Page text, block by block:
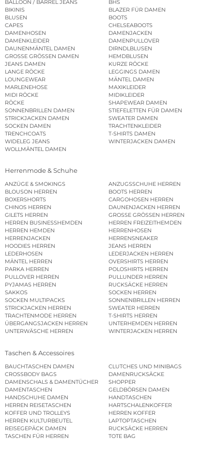
BALLOON / BARREL JEANS
BHS
BIKINIS
BLAZER FÜR DAMEN
BLUSEN
BOOTS
CAPES
CHELSEABOOTS
DAMENHOSEN
DAMENJACKEN
DAMENKLEIDER
DAMENPULLOVER
DAUNENMÄNTEL DAMEN
DIRNDLBLUSEN
GROSSE GRÖSSEN DAMEN
HEMDBLUSEN
JEANS DAMEN
KURZE RÖCKE
LANGE RÖCKE
LEGGINGS DAMEN
LOUNGEWEAR
MÄNTEL DAMEN
MARLENEHOSE
MAXIKLEIDER
MIDI RÖCKE
MIDIKLEIDER
RÖCKE
SHAPEWEAR DAMEN
SONNENBRILLEN DAMEN
STIEFELETTEN FÜR DAMEN
STRICKJACKEN DAMEN
SWEATER DAMEN
SOCKEN DAMEN
TRACHTENKLEIDER
TRENCHCOATS
T-SHIRTS DAMEN
WIDELEG JEANS
WINTERJACKEN DAMEN
WOLLMÄNTEL DAMEN
Herrenmode & Schuhe
ANZÜGE & SMOKINGS
ANZUGSSCHUHE HERREN
BLOUSON HERREN
BOOTS HERREN
BOXERSHORTS
CARGOHOSEN HERREN
CHINOS HERREN
DAUNENJACKEN HERREN
GILETS HERREN
GROSSE GRÖSSEN HERREN
HERREN BUSINESSHEMDEN
HERREN FREIZEITHEMDEN
HERREN HEMDEN
HERRENHOSEN
HERRENJACKEN
HERRENSNEAKER
HOODIES HERREN
JEANS HERREN
LEDERHOSEN
LEDERJACKEN HERREN
MÄNTEL HERREN
OVERSHIRTS HERREN
PARKA HERREN
POLOSHIRTS HERREN
PULLOVER HERREN
PULLUNDER HERREN
PYJAMAS HERREN
RUCKSÄCKE HERREN
SAKKOS
SOCKEN HERREN
SOCKEN MULTIPACKS
SONNENBRILLEN HERREN
STRICKJACKEN HERREN
SWEATER HERREN
TRACHTENMODE HERREN
T-SHIRTS HERREN
ÜBERGANGSJACKEN HERREN
UNTERHEMDEN HERREN
UNTERWÄSCHE HERREN
WINTERJACKEN HERREN
Taschen & Accessoires
BAUCHTASCHEN DAMEN
CLUTCHES UND MINIBAGS
CROSSBODY BAGS
DAMENRUCKSÄCKE
DAMENSCHALS & DAMENTÜCHER
SHOPPER
DAMENTASCHEN
GELDBÖRSEN DAMEN
HANDSCHUHE DAMEN
HANDTASCHEN
HERREN REISETASCHEN
HARTSCHALENKOFFER
KOFFER UND TROLLEYS
HERREN KOFFER
HERREN KULTURBEUTEL
LAPTOPTASCHEN
REISEGEPÄCK DAMEN
RUCKSÄCKE HERREN
TASCHEN FÜR HERREN
TOTE BAG